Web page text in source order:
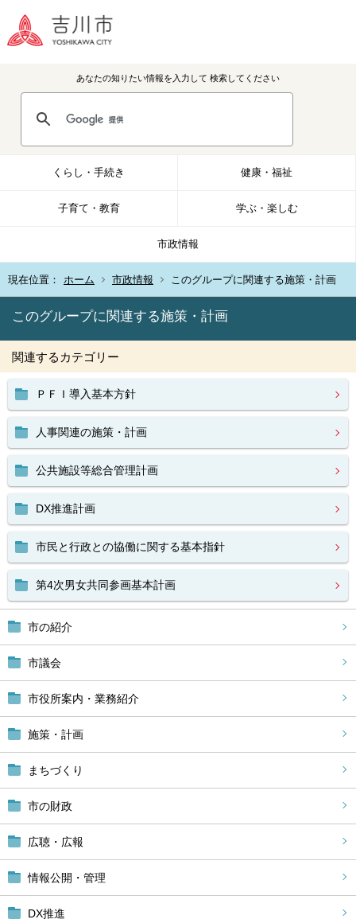
あなたの知りたい情報を入力して 検索してください
くらし・手続き 健康・福祉
子育て・教育 学ぶ・楽しむ
市政情報
現在位置： ホーム 市政情報 このグループに関連する施策・計画
市の紹介
市議会
市役所案内・業務紹介
施策・計画
まちづくり
市の財政
広聴・広報
情報公開・管理
DX推進
このグループに関連する施策・計画
関連するカテゴリー
ＰＦＩ導入基本方針
人事関連の施策・計画
公共施設等総合管理計画
DX推進計画
市民と行政との協働に関する基本指針
第4次男女共同参画基本計画